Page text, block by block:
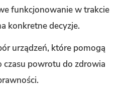
funk­cjo­no­wa­nie w trak­cie
kon­kret­ne de­cy­zje.
urzą­dzeń, które po­mo­gą
po­wro­tu do zdro­wia